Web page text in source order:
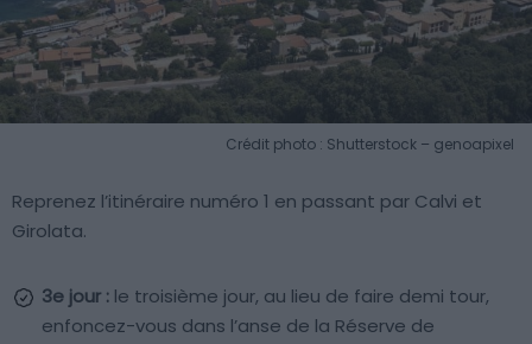
Crédit photo : Shutterstock – genoapixel
Reprenez l’itinéraire numéro 1 en passant par Calvi et
Girolata.
3e jour : le troisième jour, au lieu de faire demi tour,
enfoncez-vous dans l’anse de la Réserve de